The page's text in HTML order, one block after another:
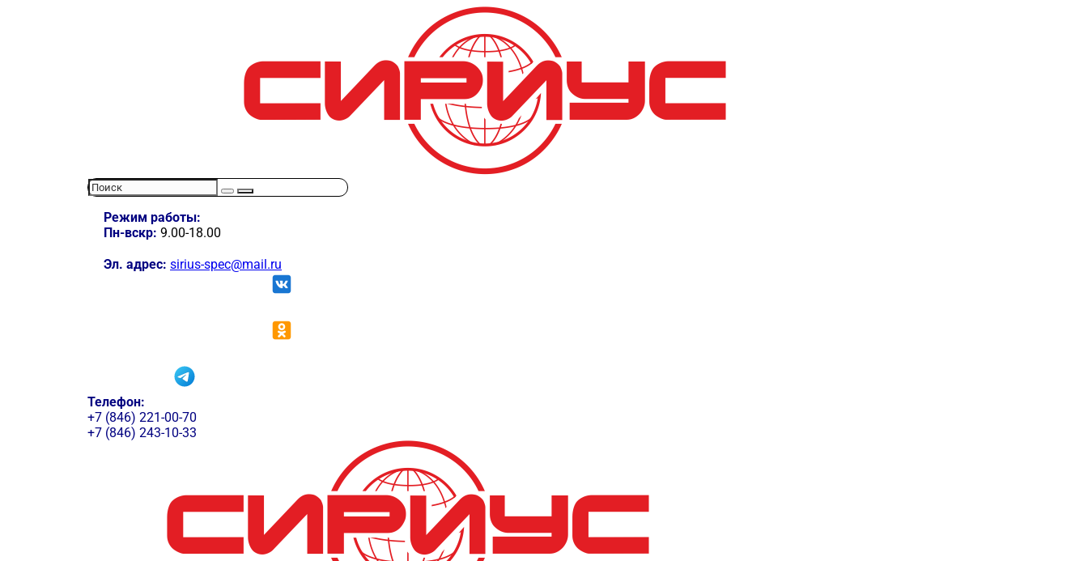
Режим работы:
Пн-вскр: 9.00-18.00
Эл. адрес: sirius-spec@mail.ru
Телефон:
+7 (846) 221-00-70
+7 (846) 243-10-33